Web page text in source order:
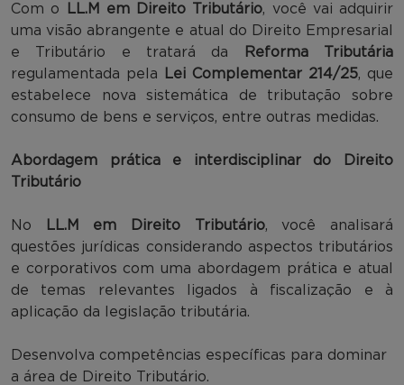
Com o LL.M em Direito Tributário, você vai adquirir
uma visão abrangente e atual do Direito Empresarial
e Tributário e tratará da
Reforma Tributária
regulamentada pela
Lei Complementar 214/25, que
estabelece nova sistemática de tributação sobre
consumo de bens e serviços, entre outras medidas.
Abordagem prática e interdisciplinar do Direito
Tributário
No LL.M em Direito Tributário, você analisará
questões jurídicas considerando aspectos tributários
e corporativos com uma abordagem prática e atual
de temas relevantes ligados à fiscalização e à
aplicação da legislação tributária.
Desenvolva competências específicas para dominar
a área de Direito Tributário.